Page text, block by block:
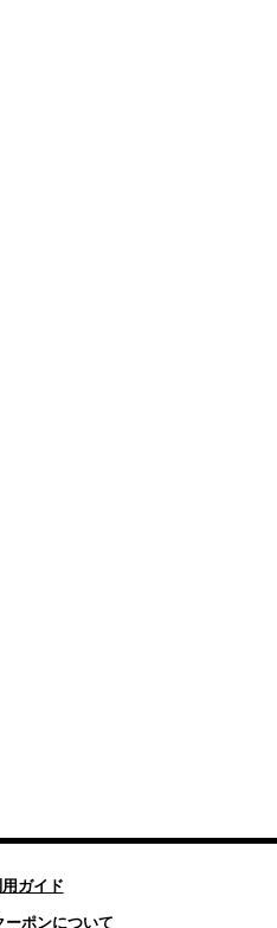
ガイド
ーポンについて